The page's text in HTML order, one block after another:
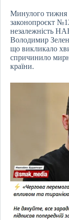
Минулого тижня
законопроєкт
незалежність
Володимир
що викликало
спричинило
країни.